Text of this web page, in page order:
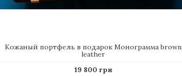
Кожаный портфель в подарок Монограмма brown
leather
19 800 грн